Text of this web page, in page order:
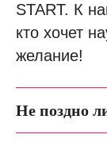
START. К
кто хочет
желание!
Не поздно